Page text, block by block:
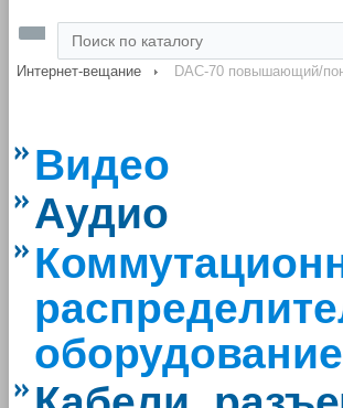
Интернет-вещание DAC-70 повышающий/
Видео
Аудио
оборудование